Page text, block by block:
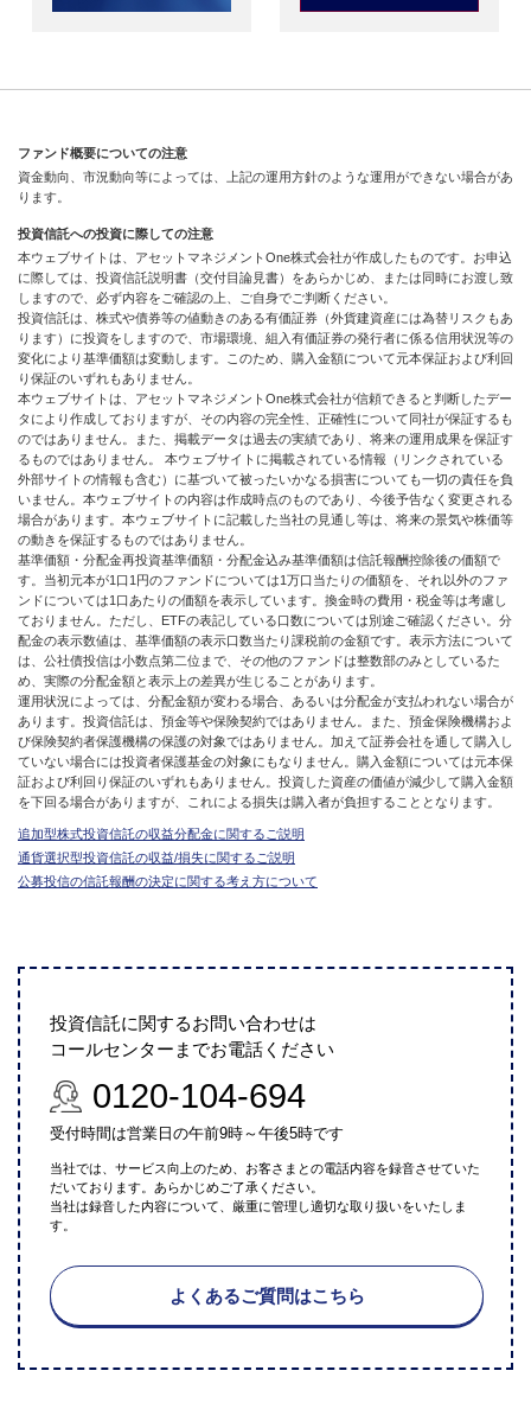
ファンド概要についての注意
資金動向、市況動向等によっては、上記の運用方針のような運用ができない場合があ
ります。
投資信託への投資に際しての注意
本ウェブサイトは、アセットマネジメントOne株式会社が作成したものです。お申込
に際しては、投資信託説明書（交付目論見書）をあらかじめ、または同時にお渡し致
しますので、必ず内容をご確認の上、ご自身でご判断ください。
投資信託は、株式や債券等の値動きのある有価証券（外貨建資産には為替リスクもあ
ります）に投資をしますので、市場環境、組入有価証券の発行者に係る信用状況等の
変化により基準価額は変動します。このため、購入金額について元本保証および利回
り保証のいずれもありません。
本ウェブサイトは、アセットマネジメントOne株式会社が信頼できると判断したデー
タにより作成しておりますが、その内容の完全性、正確性について同社が保証するも
のではありません。また、掲載データは過去の実績であり、将来の運用成果を保証す
るものではありません。 本ウェブサイトに掲載されている情報（リンクされている
外部サイトの情報も含む）に基づいて被ったいかなる損害についても一切の責任を負
いません。本ウェブサイトの内容は作成時点のものであり、今後予告なく変更される
場合があります。本ウェブサイトに記載した当社の見通し等は、将来の景気や株価等
の動きを保証するものではありません。
基準価額・分配金再投資基準価額・分配金込み基準価額は信託報酬控除後の価額で
す。当初元本が1口1円のファンドについては1万口当たりの価額を、それ以外のファ
ンドについては1口あたりの価額を表示しています。換金時の費用・税金等は考慮し
ておりません。ただし、ETFの表記している口数については別途ご確認ください。分
配金の表示数値は、基準価額の表示口数当たり課税前の金額です。表示方法について
は、公社債投信は小数点第二位まで、その他のファンドは整数部のみとしているた
め、実際の分配金額と表示上の差異が生じることがあります。
運用状況によっては、分配金額が変わる場合、あるいは分配金が支払われない場合が
あります。投資信託は、預金等や保険契約ではありません。また、預金保険機構およ
び保険契約者保護機構の保護の対象ではありません。加えて証券会社を通して購入し
ていない場合には投資者保護基金の対象にもなりません。購入金額については元本保
証および利回り保証のいずれもありません。投資した資産の価値が減少して購入金額
を下回る場合がありますが、これによる損失は購入者が負担することとなります。
追加型株式投資信託の収益分配金に関するご説明
通貨選択型投資信託の収益/損失に関するご説明
公募投信の信託報酬の決定に関する考え方について
投資信託に関するお問い合わせは
コールセンターまでお電話ください
0120-104-694
受付時間は営業日の午前9時～午後5時です
当社では、サービス向上のため、お客さまとの電話内容を録音させていた
だいております。あらかじめご了承ください。
当社は録音した内容について、厳重に管理し適切な取り扱いをいたしま
す。
よくあるご質問はこちら